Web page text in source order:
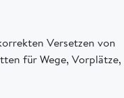
Versetzen von
für Wege, Vorplätze,